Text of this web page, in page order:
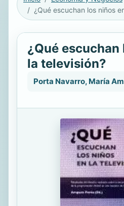
¿Qué escuchan
la televisión?
Porta Navarro, María